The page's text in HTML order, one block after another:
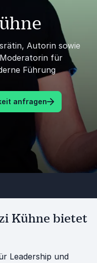
Autorin sowie
für
Führung
anfragen
Kühne bietet
Leadership und